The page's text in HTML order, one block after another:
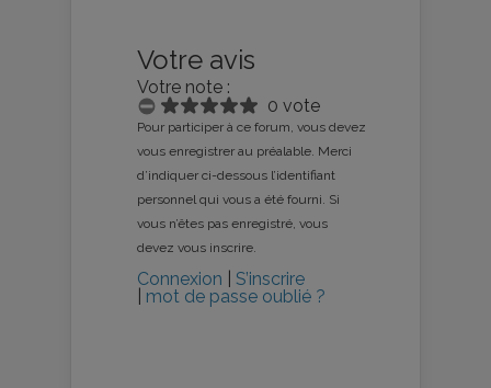
Votre avis
Votre note :
0 vote
Pour participer à ce forum, vous devez
vous enregistrer au préalable. Merci
d’indiquer ci-dessous l’identifiant
personnel qui vous a été fourni. Si
vous n’êtes pas enregistré, vous
devez vous inscrire.
Connexion
S’inscrire
mot de passe oublié ?